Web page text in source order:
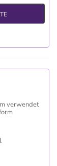
verwendet